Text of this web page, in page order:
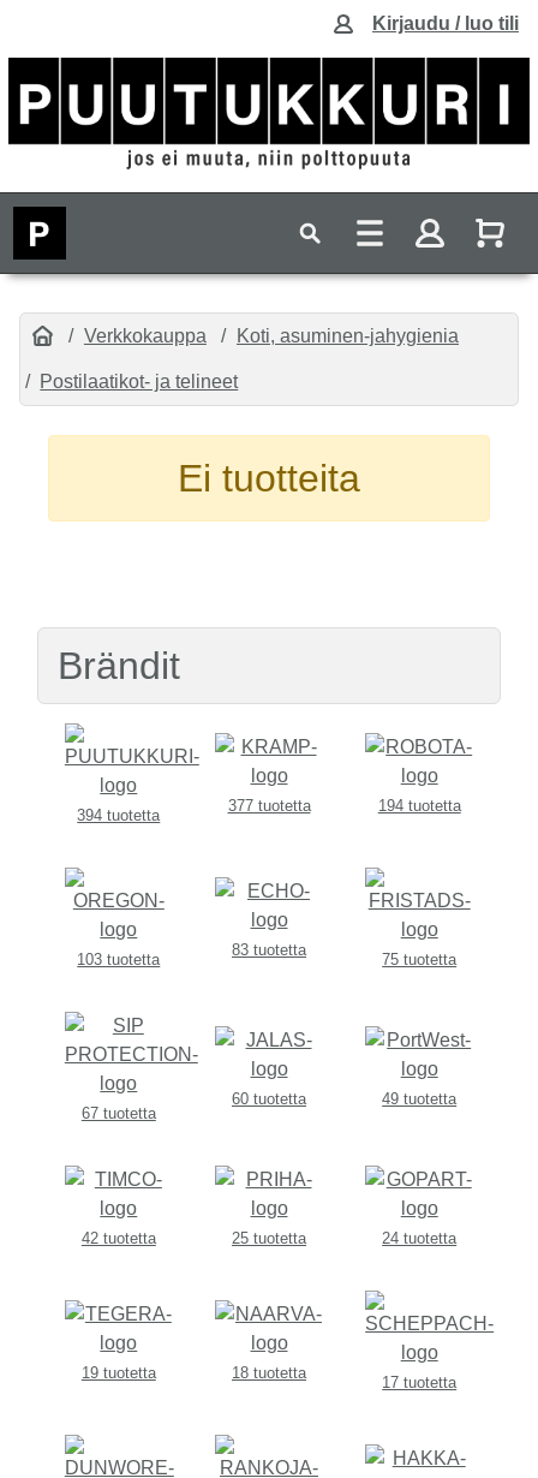
Kirjaudu / luo tili
Verkkokauppa Koti, asuminen-jahygienia
Postilaatikot- ja telineet
Ei tuotteita
Brändit
394 tuotetta
377 tuotetta 194 tuotetta
103 tuotetta
83 tuotetta
75 tuotetta
67 tuotetta
60 tuotetta 49 tuotetta
42 tuotetta 25 tuotetta 24 tuotetta
19 tuotetta 18 tuotetta
17 tuotetta